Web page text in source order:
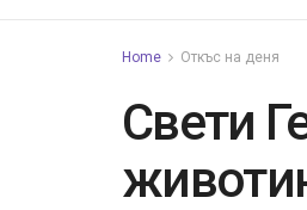
Home Откъс на деня
Свети